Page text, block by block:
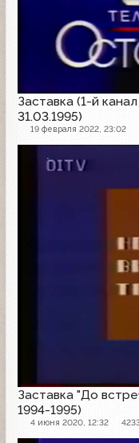
Заставка (1-й
31.03.1995)
19 февраля 2022, 23:02
Заставка "До
1994-1995)
4 июня 2020, 12:32